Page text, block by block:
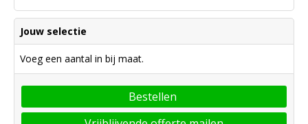
Jouw selectie
Voeg een aantal in bij maat.
Bestellen